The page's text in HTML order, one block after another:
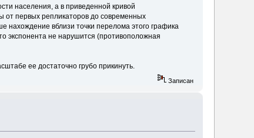
населения, а в приведенной кривой
от первых репликаторов до современных
нахождение вблизи точки перелома этого графика
экспонента не нарушится (противоположная
ее достаточно грубо прикинуть.
Записан